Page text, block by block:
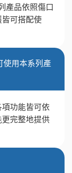
產品依照傷口
可搭配使
使用本系列產
功能皆可依
完整地提供